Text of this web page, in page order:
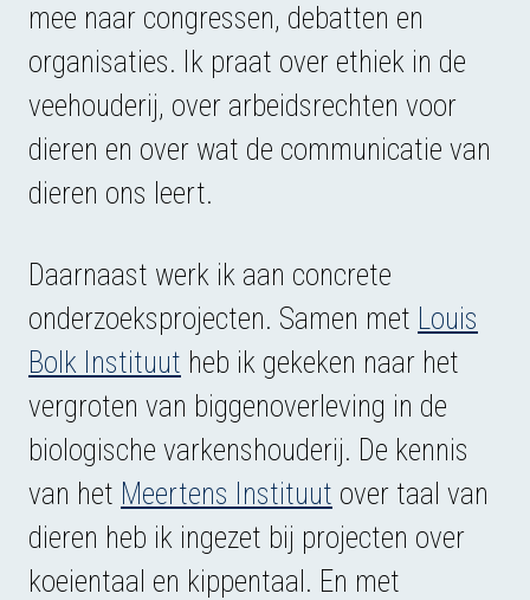
mee naar congressen, debatten en
organisaties. Ik praat over ethiek in de
veehouderij, over arbeidsrechten voor
dieren en over wat de communicatie van
dieren ons leert.
Daarnaast werk ik aan concrete
onderzoeksprojecten. Samen met Louis
Bolk Instituut heb ik gekeken naar het
vergroten van biggenoverleving in de
biologische varkenshouderij. De kennis
van het Meertens Instituut over taal van
dieren heb ik ingezet bij projecten over
koeientaal en kippentaal. En met